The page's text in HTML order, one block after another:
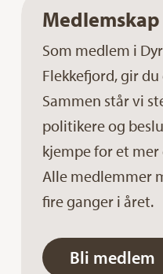
Medlemskap
Som medlem i
Flekkefjord, gir
Sammen står vi
politikere og
kjempe for et
Alle medlemmer
fire ganger i året.
Bli medlem